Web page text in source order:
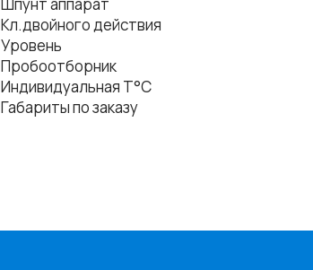
Кл.двойного действия
Уровень
Пробоотборник
Индивидуальная Т°С
Габариты по заказу